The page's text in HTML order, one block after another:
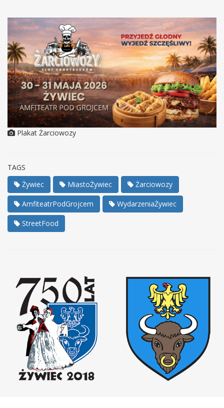
Plakat Żarciowozy
TAGS
Żywiec
MiastoŻywiec Żarciowozy
AmfiteatrPodGrojcem WydarzeniaŻywiec
StreetFood